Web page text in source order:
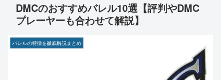
DMCのおすすめバレル10選【評判やDMC
プレーヤーも合わせて解説】
バレルの特徴を徹底解説まとめ